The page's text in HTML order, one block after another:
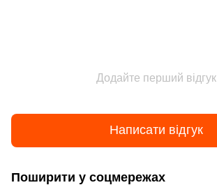
Додайте перший відгук
Написати відгук
Поширити у соцмережах